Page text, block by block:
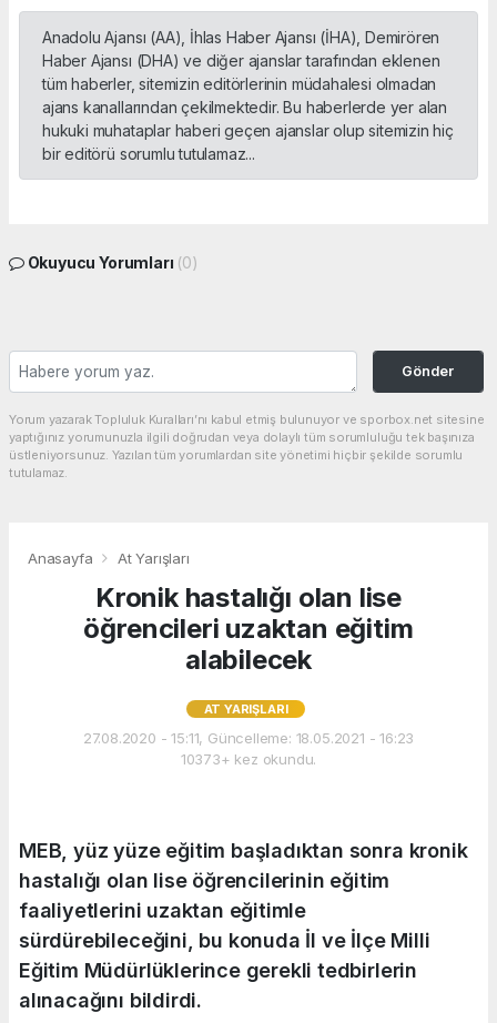
Anadolu Ajansı (AA), İhlas Haber Ajansı (İHA), Demirören
Haber Ajansı (DHA) ve diğer ajanslar tarafından eklenen
tüm haberler, sitemizin editörlerinin müdahalesi olmadan
ajans kanallarından çekilmektedir. Bu haberlerde yer alan
hukuki muhataplar haberi geçen ajanslar olup sitemizin hiç
bir editörü sorumlu tutulamaz...
Okuyucu Yorumları (0)
Gönder
Yorum yazarak Topluluk Kuralları’nı kabul etmiş bulunuyor ve sporbox.net sitesine
yaptığınız yorumunuzla ilgili doğrudan veya dolaylı tüm sorumluluğu tek başınıza
üstleniyorsunuz. Yazılan tüm yorumlardan site yönetimi hiçbir şekilde sorumlu
tutulamaz.
Anasayfa At Yarışları
Kronik hastalığı olan lise
öğrencileri uzaktan eğitim
alabilecek
AT YARIŞLARI
27.08.2020 - 15:11, Güncelleme: 18.05.2021 - 16:23
10373+ kez okundu.
MEB, yüz yüze eğitim başladıktan sonra kronik
hastalığı olan lise öğrencilerinin eğitim
faaliyetlerini uzaktan eğitimle
sürdürebileceğini, bu konuda İl ve İlçe Milli
Eğitim Müdürlüklerince gerekli tedbirlerin
alınacağını bildirdi.